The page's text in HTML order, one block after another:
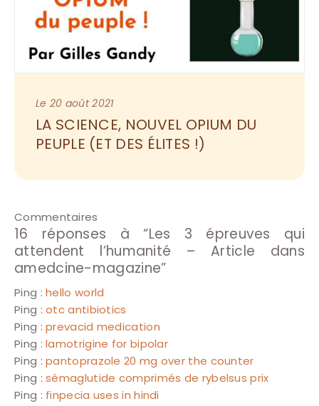
Le 20 août 2021
LA SCIENCE, NOUVEL OPIUM DU
PEUPLE (ET DES ÉLITES !)
Commentaires
16 réponses à “Les 3 épreuves qui
attendent l’humanité – Article dans
amedcine-magazine”
Ping :hello world
Ping :otc antibiotics
Ping :prevacid medication
Ping :lamotrigine for bipolar
Ping :pantoprazole 20 mg over the counter
Ping :sémaglutide comprimés de rybelsus prix
Ping : finpecia uses in hindi